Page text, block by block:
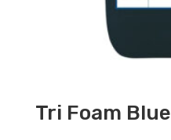
Tri Foam Blue